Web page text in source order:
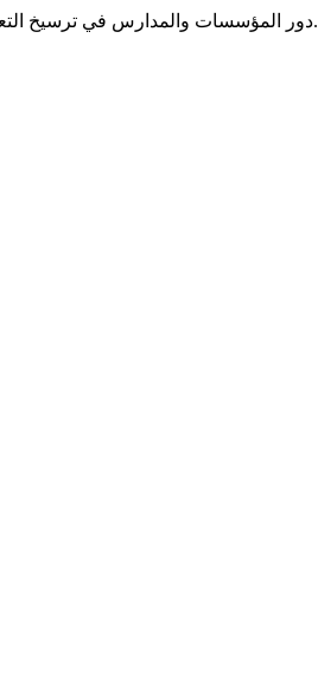
دور المؤسسات والمدارس في ترسيخ التعايش(خاص), 268-280.